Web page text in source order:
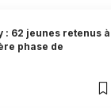
: 62 jeunes retenus à
phase de